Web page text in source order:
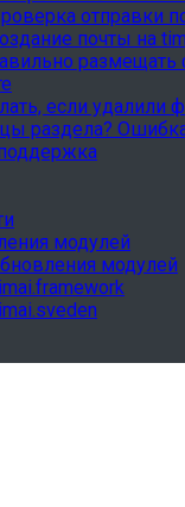
отправки
почты на
размещать
если удалили
раздела?
модулей
модулей